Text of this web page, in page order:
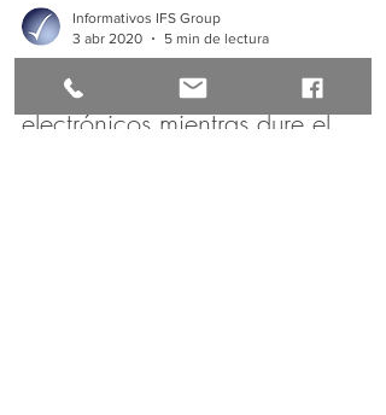
Informativos IFS Group
5 min de lectura
Recepción de documentos